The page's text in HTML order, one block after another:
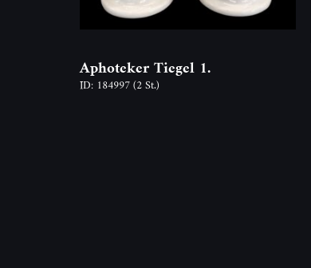
Aphoteker Tiegel 1.
ID: 184997(2 St.)